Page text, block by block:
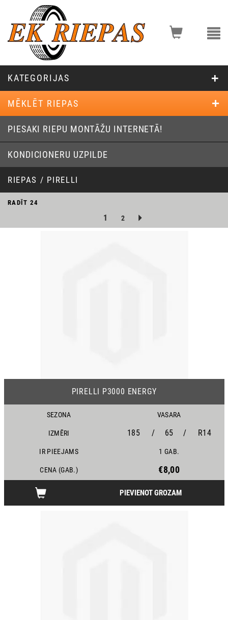
KATEGORIJAS
MĒKLĒT RIEPAS
PIESAKI RIEPU MONTĀŽU INTERNETĀ!
KONDICIONERU UZPILDE
RIEPAS / PIRELLI
RADĪT 24
1 2
PIRELLI P3000 ENERGY
SEZONA VASARA
IZMĒRI 185 / 65 / R14
IR PIEEJAMS 1 GAB.
CENA (GAB.) €8,00
PIEVIENOT GROZAM